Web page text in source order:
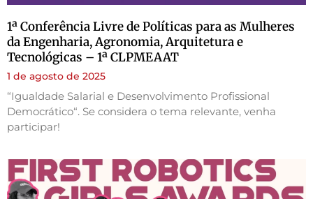
1ª Conferência Livre de Políticas para as Mulheres
da Engenharia, Agronomia, Arquitetura e
Tecnológicas – 1ª CLPMEAAT
1 de agosto de 2025
“Igualdade Salarial e Desenvolvimento Profissional
Democrático“. Se considera o tema relevante, venha
participar!